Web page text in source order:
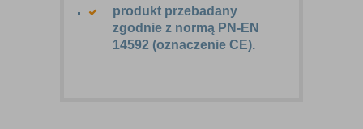
produkt przebadany
zgodnie z normą PN-EN
14592 (oznaczenie CE).